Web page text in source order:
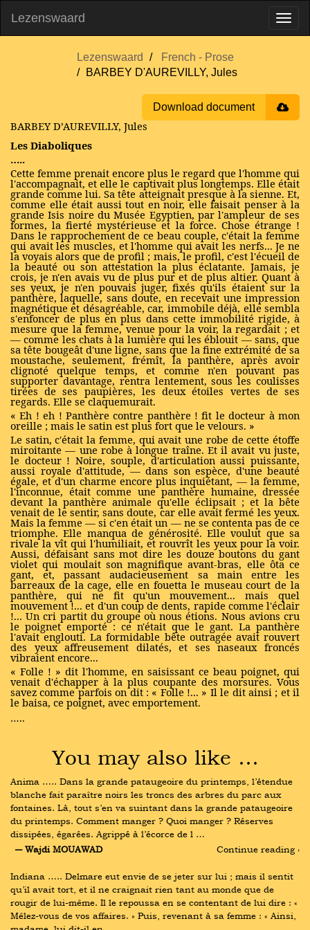
Lezenswaard
Lezenswaard
French - Prose
BARBEY D'AUREVILLY, Jules
Download document
BARBEY D’AUREVILLY, Jules
Les Diaboliques
…..
Cette femme prenait encore plus le regard que l'homme qui
l'accompagnait, et elle le captivait plus longtemps. Elle était
grande comme lui. Sa tête atteignait presque à la sienne. Et,
comme elle était aussi tout en noir, elle faisait penser à la
grande Isis noire du Musée Egyptien, par l'ampleur de ses
formes, la fierté mystérieuse et la force. Chose étrange !
Dans le rapprochement de ce beau couple, c'était la femme
qui avait les muscles, et l'homme qui avait les nerfs... Je ne
la voyais alors que de profil ; mais, le profil, c'est l'écueil de
la beauté ou son attestation la plus éclatante. Jamais, je
crois, je n'en avais vu de plus pur et de plus altier. Quant à
ses yeux, je n'en pouvais juger, fixés qu'ils étaient sur la
panthère, laquelle, sans doute, en recevait une impression
magnétique et désagréable, car, immobile déjà, elle sembla
s'enfoncer de plus en plus dans cette immobilité rigide, à
mesure que la femme, venue pour la voir, la regardait ; et
— comme les chats à la lumière qui les éblouit — sans, que
sa tête bougeât d'une ligne, sans que la fine extrémité de sa
moustache, seulement, frémît, la panthère, après avoir
clignoté quelque temps, et comme n'en pouvant pas
supporter davantage, rentra lentement, sous les coulisses
tirées de ses paupières, les deux étoiles vertes de ses
regards. Elle se claquemurait.
« Eh ! eh ! Panthère contre panthère ! fit le docteur à mon
oreille ; mais le satin est plus fort que le velours. »
Le satin, c'était la femme, qui avait une robe de cette étoffe
miroitante — une robe à longue traîne. Et il avait vu juste,
le docteur ! Noire, souple, d'articulation aussi puissante,
aussi royale d'attitude, — dans son espèce, d'une beauté
égale, et d'un charme encore plus inquiétant, — la femme,
l'inconnue, était comme une panthère humaine, dressée
devant la panthère animale qu'elle éclipsait ; et la bête
venait de le sentir, sans doute, car elle avait fermé les yeux.
Mais la femme — si c'en était un — ne se contenta pas de ce
triomphe. Elle manqua de générosité. Elle voulut que sa
rivale la vît qui l'humiliait, et rouvrît les yeux pour la voir.
Aussi, défaisant sans mot dire les douze boutons du gant
violet qui moulait son magnifique avant-bras, elle ôta ce
gant, et, passant audacieusement sa main entre les
barreaux de la cage, elle en fouetta le museau court de la
panthère, qui ne fit qu'un mouvement... mais quel
mouvement !... et d'un coup de dents, rapide comme l'éclair
!... Un cri partit du groupe où nous étions. Nous avions cru
le poignet emporté : ce n'était que le gant. La panthère
l'avait englouti. La formidable bête outragée avait rouvert
des yeux affreusement dilatés, et ses naseaux froncés
vibraient encore...
« Folle ! » dit l'homme, en saisissant ce beau poignet, qui
venait d'échapper à la plus coupante des morsures. Vous
savez comme parfois on dit : « Folle !... » Il le dit ainsi ; et il
le baisa, ce poignet, avec emportement.
…..
You may also like …
Anima ….. Dans la grande pataugeoire du printemps, l’étendue
blanche fait paraître noirs les troncs des arbres du parc aux
fontaines. Là, tout s’en va suintant dans la grande pataugeoire
du printemps. Comment manger ? Quoi manger ? Réserves
dissipées, égarées. Agrippé à l’écorce de l …
― Wajdi MOUAWAD
Continue reading ›
Indiana ….. Delmare eut envie de se jeter sur lui ; mais il sentit
qu’il avait tort, et il ne craignait rien tant au monde que de
rougir de lui-même. Il le repoussa en se contentant de lui dire : «
Mêlez-vous de vos affaires. » Puis, revenant à sa femme : « Ainsi,